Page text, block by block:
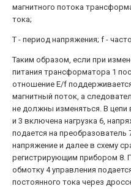
магнитного потока
тока;
Т - период напряжения; f -
Таким образом, если при
питания трансформатора 1
отношение E/f
магнитный поток, а
не должны изменяться. В
и 3 включена нагрузка 6,
подается на преобразователь
напряжение и далее в схему
регистрирующим прибором 8.
обмотку 4 управления
постоянного тока через